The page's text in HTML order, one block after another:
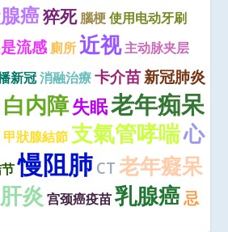
癌猝死 腦梗 使用电动牙刷
流感 廁所 近视主动脉夹层
新冠 消融治療 卡介苗新冠肺炎
白内障失眠老年痴呆
甲狀腺結節 支氣管哮喘心
慢阻肺CT 老年癡呆
肝炎 宫颈癌疫苗 乳腺癌忌